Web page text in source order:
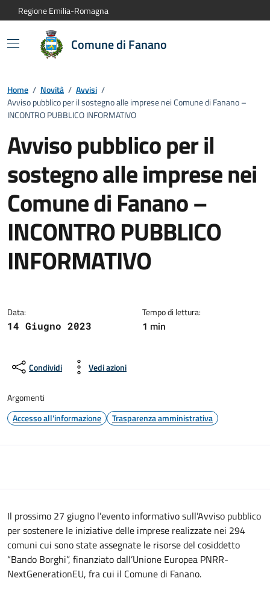
Vai al contenuto principale
Vai alla navigazione del sito
Vai al piede di pagina
Regione Emilia-Romagna
Comune di Fanano
Home / Novità / Avvisi /
Avviso pubblico per il sostegno alle imprese nei Comune di Fanano –
INCONTRO PUBBLICO INFORMATIVO
Avviso pubblico per il
sostegno alle imprese nei
Comune di Fanano –
INCONTRO PUBBLICO
INFORMATIVO
Data:
14 Giugno 2023
Tempo di lettura:
1 min
Condividi Vedi azioni
Argomenti
Accesso all'informazione
Trasparenza amministrativa
Il prossimo 27 giugno l’evento informativo sull’Avviso pubblico
per sostenere le iniziative delle imprese realizzate nei 294
comuni cui sono state assegnate le risorse del cosiddetto
“Bando Borghi”, finanziato dall’Unione Europea PNRR-
NextGenerationEU, fra cui il Comune di Fanano.